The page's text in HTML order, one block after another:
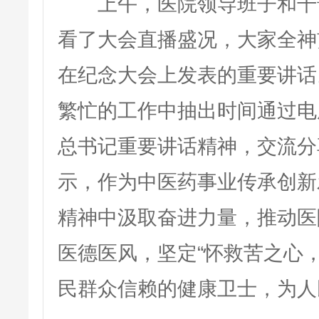
看了大会直播盛况，大家全
在纪念大会上发表的重要讲
繁忙的工作中抽出时间通过
总书记重要讲话精神，交流
示，作为中医药事业传承创
精神中汲取奋进力量，推动
医德医风，坚定“怀救苦之心
民群众信赖的健康卫士，为